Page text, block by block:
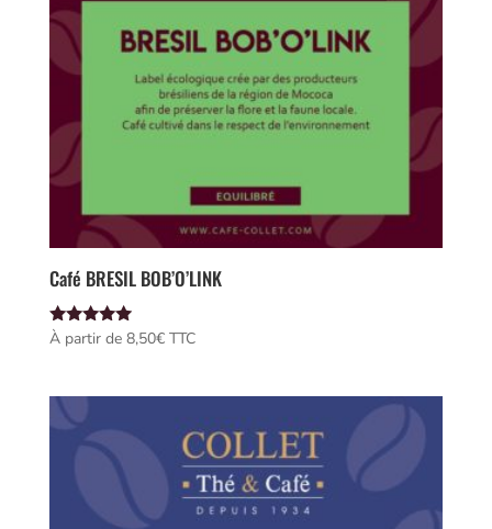
Café BRESIL BOB’O’LINK
Note
5.00
À partir de 8,50€ TTC